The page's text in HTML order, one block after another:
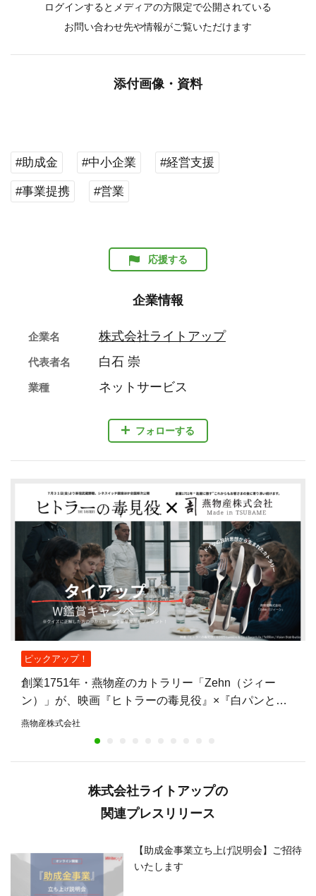
ログインするとメディアの方限定で公開されている
お問い合わせ先や情報がご覧いただけます
添付画像・資料
#助成金 #中小企業 #経営支援
#事業提携 #営業
応援する
企業情報
フォローする
企業名 株式会社ライトアップ
代表者名 白石 崇
業種 ネットサービス
ピックアップ！
創業1751年・燕物産のカトラリー「Zehn（ジィー
ン）」が、映画『ヒトラーの毒見役』×『白パンと独
裁者』W鑑賞キャンペーンの賞品に——燕物産初の映
燕物産株式会社
株式会社ライトアップの
関連プレスリリース
【助成金事業立ち上げ説明会】ご招待
いたします